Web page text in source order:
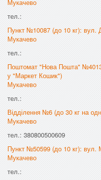
Мукачево
тел.:
Пункт №10087 (до 10 кг):
Мукачево
тел.:
Поштомат "Нова Пошта"
у "Маркет Кошик")
Мукачево
тел.:
Відділення №6 (до 30 кг на
Мукачево
тел.: 380800500609
Пункт №50599 (до 10 кг):
Мукачево
тел.: